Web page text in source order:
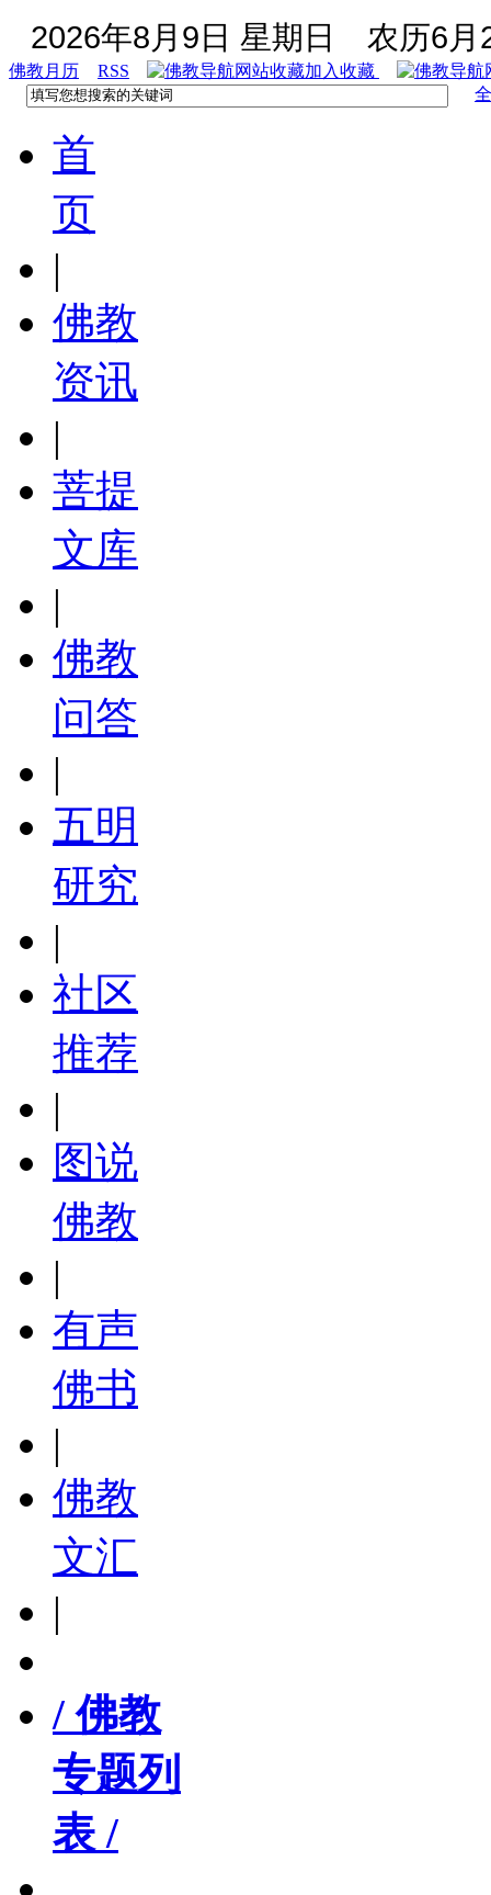
2026年8月9日 星期日 农历6月
佛教月历 RSS
加入收藏
首
页
|
佛教
资讯
|
菩提
文库
|
佛教
问答
|
五明
研究
|
社区
推荐
|
图说
佛教
|
有声
佛书
|
佛教
文汇
|
/ 佛教
专题列
表 /